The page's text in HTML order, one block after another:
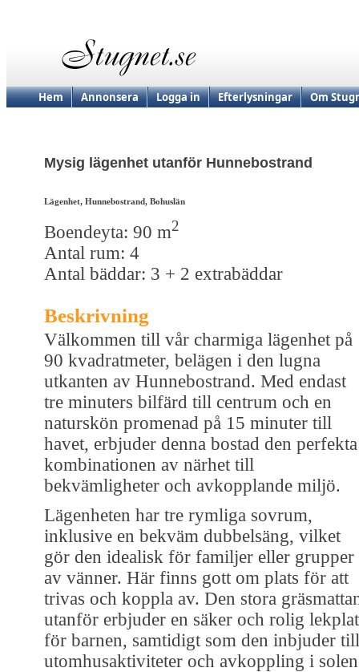
Hem Annonsera Logga in Efterlysningar Om
Mysig lägenhet utanför Hunnebostrand
Lägenhet, Hunnebostrand, Bohuslän
Boendeyta: 90 m2
Antal rum: 4
Antal bäddar: 3 + 2 extrabäddar
Beskrivning
Välkommen till vår charmiga lägenhet på
90 kvadratmeter, belägen i den lugna
utkanten av Hunnebostrand. Med endast
tre minuters bilfärd till centrum och en
naturskön promenad på 15 minuter till
havet, erbjuder denna bostad den perfekta
kombinationen av närhet till
bekvämligheter och avkopplande miljö.
Lägenheten har tre rymliga sovrum,
inklusive en bekväm dubbelsäng, vilket
gör den idealisk för familjer eller grupper
av vänner. Här finns gott om plats för att
trivas och koppla av. Den stora
utanför erbjuder en säker och rolig
för barnen, samtidigt som den inbjuder till
utomhusaktiviteter och avkoppling i